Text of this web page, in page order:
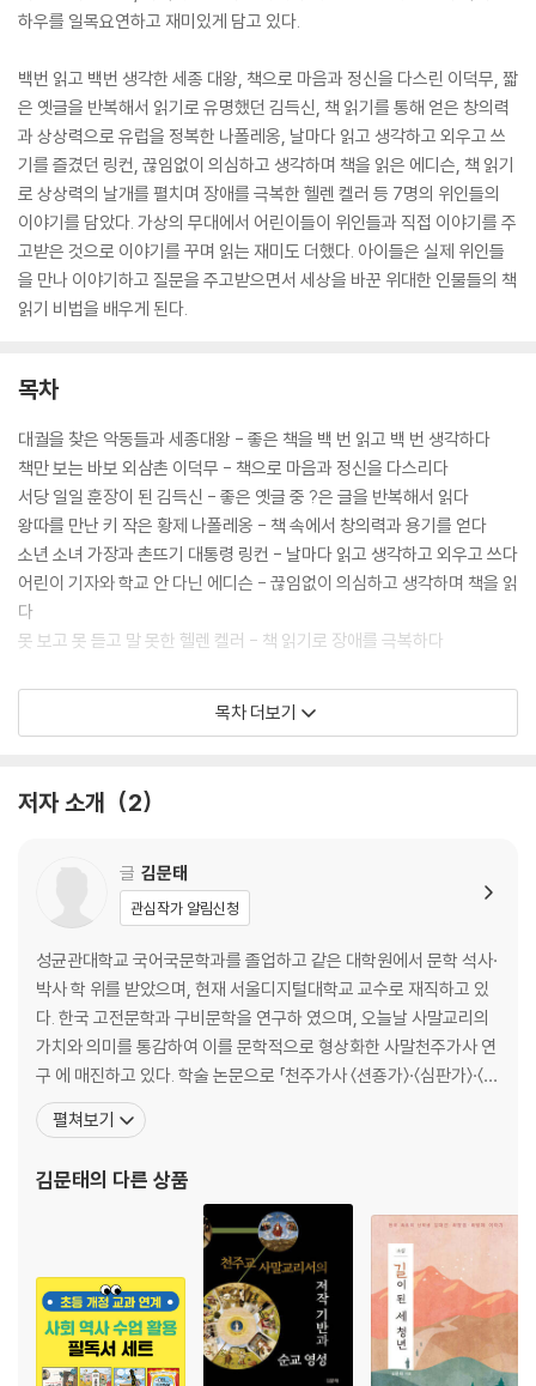
하우를 일목요연하고 재미있게 담고 있다.
백번 읽고 백번 생각한 세종 대왕, 책으로 마음과 정신을 다스린 이덕무, 짧
은 옛글을 반복해서 읽기로 유명했던 김득신, 책 읽기를 통해 얻은 창의력
과 상상력으로 유럽을 정복한 나폴레옹, 날마다 읽고 생각하고 외우고 쓰
기를 즐겼던 링컨, 끊임없이 의심하고 생각하며 책을 읽은 에디슨, 책 읽기
로 상상력의 날개를 펼치며 장애를 극복한 헬렌 켈러 등 7명의 위인들의
이야기를 담았다. 가상의 무대에서 어린이들이 위인들과 직접 이야기를 주
고받은 것으로 이야기를 꾸며 읽는 재미도 더했다. 아이들은 실제 위인들
을 만나 이야기하고 질문을 주고받으면서 세상을 바꾼 위대한 인물들의 책
읽기 비법을 배우게 된다.
목차
대궐을 찾은 악동들과 세종대왕 - 좋은 책을 백 번 읽고 백 번 생각하다
책만 보는 바보 외삼촌 이덕무 - 책으로 마음과 정신을 다스리다
서당 일일 훈장이 된 김득신 - 좋은 옛글 중 ?은 글을 반복해서 읽다
왕따를 만난 키 작은 황제 나폴레옹 - 책 속에서 창의력과 용기를 얻다
소년 소녀 가장과 촌뜨기 대통령 링컨 - 날마다 읽고 생각하고 외우고 쓰다
어린이 기자와 학교 안 다닌 에디슨 - 끊임없이 의심하고 생각하며 책을 읽
다
못 보고 못 듣고 말 못한 헬렌 켈러 - 책 읽기로 장애를 극복하다
책벌레들의 속닥속닥 독서비법!
목차 더보기
저자 소개 2
글 김문태
관심작가 알림신청
성균관대학교 국어국문학과를 졸업하고 같은 대학원에서 문학 석사·
박사 학 위를 받았으며, 현재 서울디지털대학교 교수로 재직하고 있
다. 한국 고전문학과 구비문학을 연구하 였으며, 오늘날 사말교리의
가치와 의미를 통감하여 이를 문학적으로 형상화한 사말천주가사 연
구 에 매진하고 있다. 학술 논문으로 「천주가사 〈션죵가〉·〈심판가〉·〈공
심판가〉의 창작 기반 고찰」, 「삼국유사 소재 대비적 인물의 득도 양
상」, 「북한의 고전문학 전통과 국어교과교육의 현장」등을 발표하였
학 즐기기』, 『되새겨보는 우리 건국신화』, 『국문학연
펼쳐보기
김문태의 다른 상품